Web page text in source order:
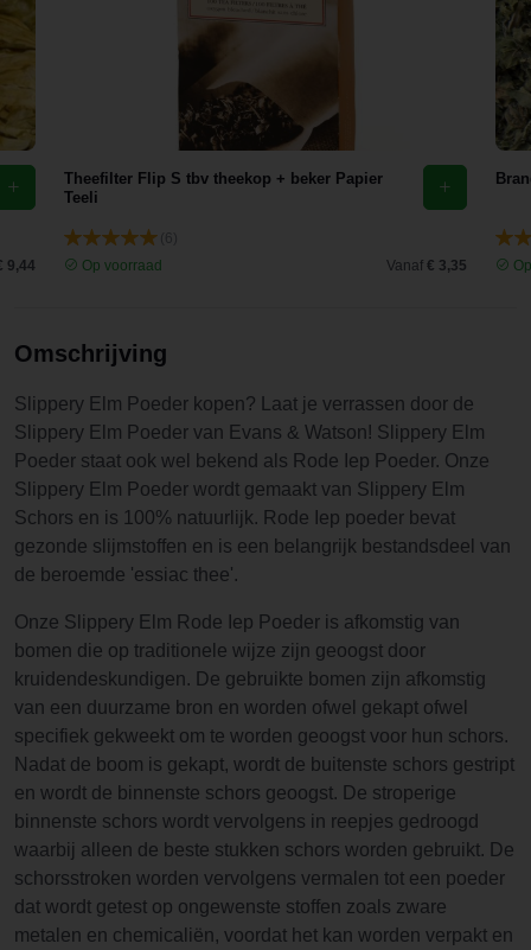
nagekeken
stond niet
op de
verpakking.
Nu, paar
meer
gehad! Erg
blij mee!
delivery
and it all
taken care
9,44
Theefilter Flip S tbv theekop + beker Papier
Teeli
Op voorraad
Vanaf € 3,35
Omschrijving
Slippery Elm Poeder kopen? Laat je verrassen door de
Slippery Elm Poeder van Evans & Watson! Slippery Elm
Poeder staat ook wel bekend als Rode Iep Poeder. Onze
Slippery Elm Poeder wordt gemaakt van Slippery Elm
Schors en is 100% natuurlijk. Rode Iep poeder bevat
gezonde slijmstoffen en is een belangrijk bestandsdeel van
de beroemde 'essiac thee'.
Onze Slippery Elm Rode Iep Poeder is afkomstig van
bomen die op traditionele wijze zijn geoogst door
kruidendeskundigen. De gebruikte bomen zijn afkomstig
van een duurzame bron en worden ofwel gekapt ofwel
specifiek gekweekt om te worden geoogst voor hun schors.
Nadat de boom is gekapt, wordt de buitenste schors gestript
en wordt de binnenste schors geoogst. De stroperige
binnenste schors wordt vervolgens in reepjes gedroogd
waarbij alleen de beste stukken schors worden gebruikt. De
schorsstroken worden vervolgens vermalen tot een poeder
dat wordt getest op ongewenste stoffen zoals zware
metalen en chemicaliën, voordat het kan worden verpakt en